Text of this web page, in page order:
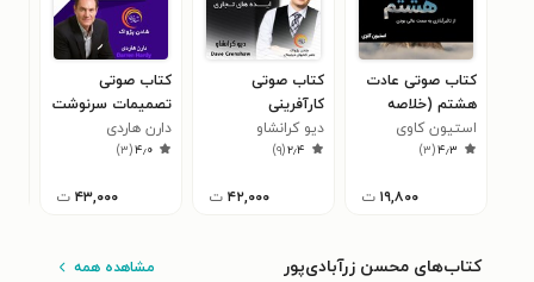
کتاب صوتی عادت
هشتم (خلاصه
کتاب)
استیون کاوی
۴٫۳(۳)
۱۹,۸۰۰ ت
کتاب صوتی
کارآفرینی
دیو کرانشاو
۲٫۴(۹)
۴۲,۰۰۰ ت
کتاب صوتی
تصمیمات سرنوشت
ساز
دارن هاردی
۴٫۰(۳)
۴۳,۰۰۰ ت
کتاب‌های محسن زرآبادی‌پور مشاهده همه